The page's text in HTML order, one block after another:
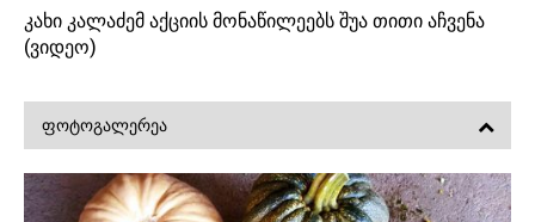
კახი კალაძემ აქციის მონაწილეებს შუა თითი აჩვენა
(ვიდეო)
ᲤᲝᲢᲝᲒᲐᲚᲔᲠᲔᲐ